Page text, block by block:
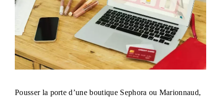
Pousser la porte d’une boutique Sephora ou Marionnaud,